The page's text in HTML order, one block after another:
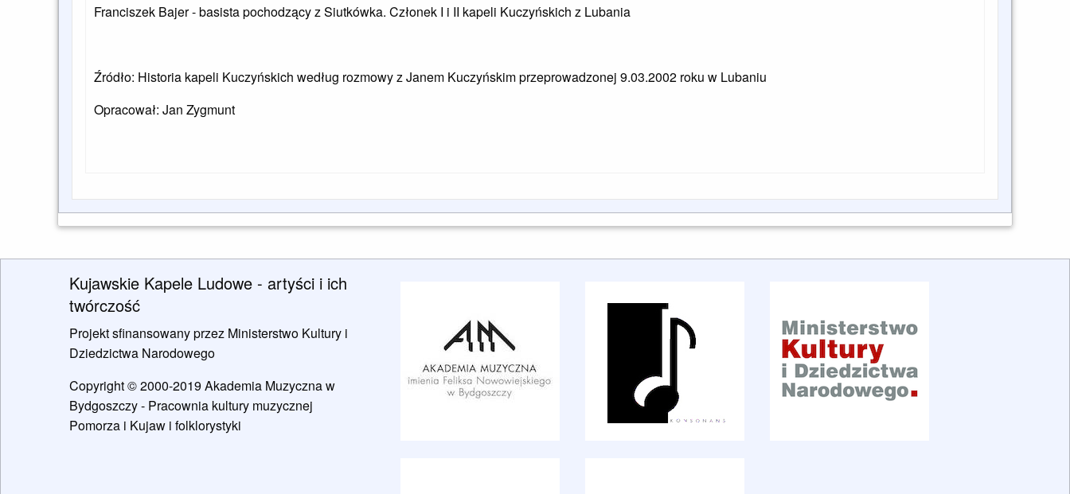
Franciszek Bajer - basista pochodzący z Siutkówka. Członek I i II kapeli Kuczyńskich z Lubania
Źródło: Historia kapeli Kuczyńskich według rozmowy z Janem Kuczyńskim przeprowadzonej 9.03.2002 roku w Lubaniu
Opracował: Jan Zygmunt
Kujawskie Kapele Ludowe - artyści i ich
twórczość
Projekt sfinansowany przez Ministerstwo Kultury i
Dziedzictwa Narodowego
Copyright © 2000-2019 Akademia Muzyczna w
Bydgoszczy - Pracownia kultury muzycznej
Pomorza i Kujaw i folklorystyki